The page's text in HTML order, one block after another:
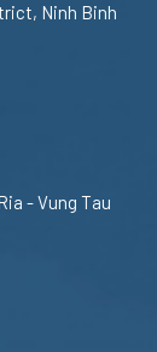
Ninh Binh
- Vung Tau